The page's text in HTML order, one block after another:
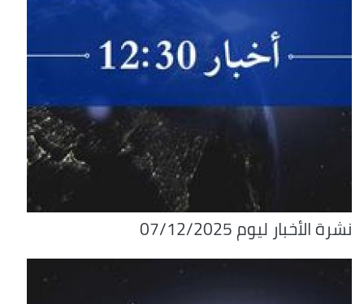
نشرة الأخبار ليوم 07/12/2025